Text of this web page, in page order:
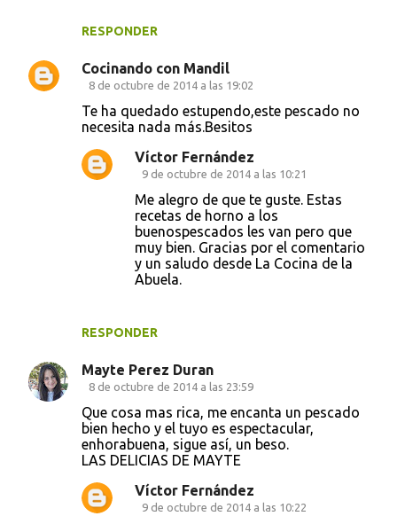
RESPONDER
Cocinando con Mandil
8 de octubre de 2014 a las 19:02
Te ha quedado estupendo,este pescado no
necesita nada más.Besitos
RESPONDER
Víctor Fernández
9 de octubre de 2014 a las 10:21
Me alegro de que te guste. Estas
recetas de horno a los
buenospescados les van pero que
muy bien. Gracias por el comentario
y un saludo desde La Cocina de la
Abuela.
Mayte Perez Duran
8 de octubre de 2014 a las 23:59
Que cosa mas rica, me encanta un pescado
bien hecho y el tuyo es espectacular,
enhorabuena, sigue así, un beso.
LAS DELICIAS DE MAYTE
Víctor Fernández
9 de octubre de 2014 a las 10:22